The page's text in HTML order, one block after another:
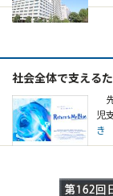
社会全体で支える
児
き